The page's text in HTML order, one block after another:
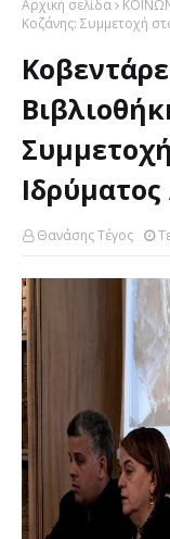
Αρχική σελίδα
Κοζάνης: Συμμετοχή
Θανάσης Τέγος